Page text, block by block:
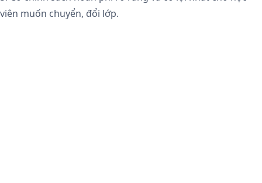
viên muốn chuyển, đổi lớp.